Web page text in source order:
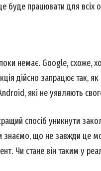
буде працювати для всіх
немає. Google, схоже,
дійсно запрацює так,
які не уявляють
спосіб уникнути
знаємо, що не завжди це
Чи стане він таким у